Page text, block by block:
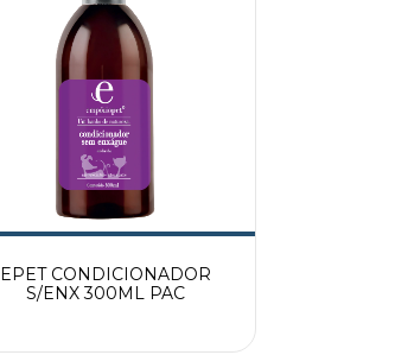
EPET CONDICIONADOR
S/ENX 300ML PAC